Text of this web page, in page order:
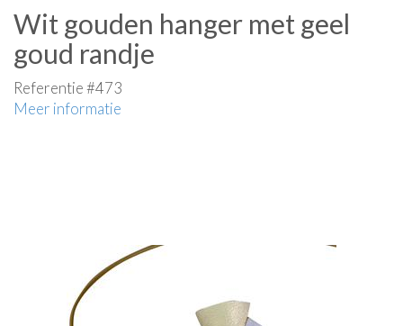
Wit gouden hanger met geel
goud randje
Referentie #473
Meer informatie